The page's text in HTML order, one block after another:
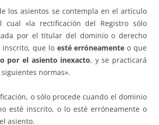
los asientos se contempla en el artículo
cual «la rectificación del Registro sólo
por el titular del dominio o derecho
inscrito, que lo esté erróneamente o que
por el asiento inexacto, y se practicará
normas».
o sólo procede cuando el dominio
esté inscrito, o lo esté erróneamente o
asiento.